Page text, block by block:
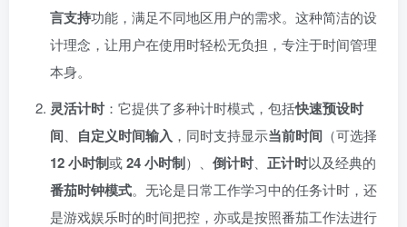
言支持功能，满足不同地区用户的需求。这种简洁的设
计理念，让用户在使用时轻松无负担，专注于时间管理
本身。
灵活计时：它提供了多种计时模式，包括快速预设时
间
自定义时间输入 ，同时支持显示当前时间 （可选择
12 小时制或24 小时制）、 倒计时、 正计时以及经典的
番茄时钟模式。无论是日常工作学习中的任务计时，还
是游戏娱乐时的时间把控，亦或是按照番茄工作法进行